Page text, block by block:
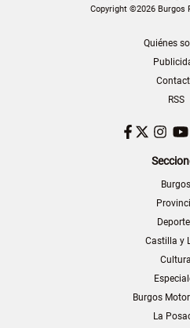
Copyright ©2026 Burgos
Quiénes
RSS
Facebook
Twitter
Burgos
Castilla y
Cultura
Burgos
La